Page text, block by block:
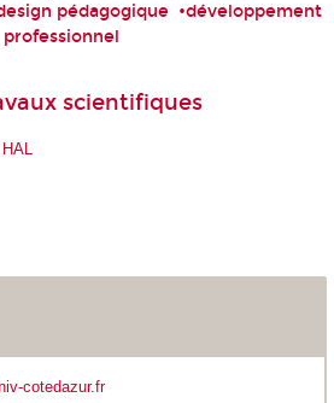
pédagogique •développement
professionnel
scientifiques
cotedazur.fr